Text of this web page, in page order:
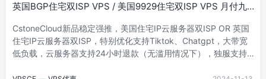
英国BGP住宅双ISP VPS / 美国9929住宅双ISP VPS 月付九
CstoneCloud新品稳定强推，美国住宅IP云服务器双ISP OR 英国
住宅IP云服务器双ISP，特别优化支持Tiktok、Chatgpt，大带宽
低负载，云服务器支持24小时退款（无滥用情况下），独服支持